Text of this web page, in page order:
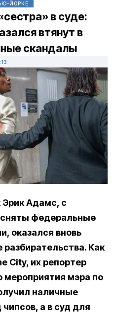
ЙОРКЕ
в суде:
втянут в
скандалы
Адамс, с
сняты федеральные
оказался вновь
разбирательства. Как
City, их репортер
мероприятия мэра по
наличные
чипсов, а в суд для